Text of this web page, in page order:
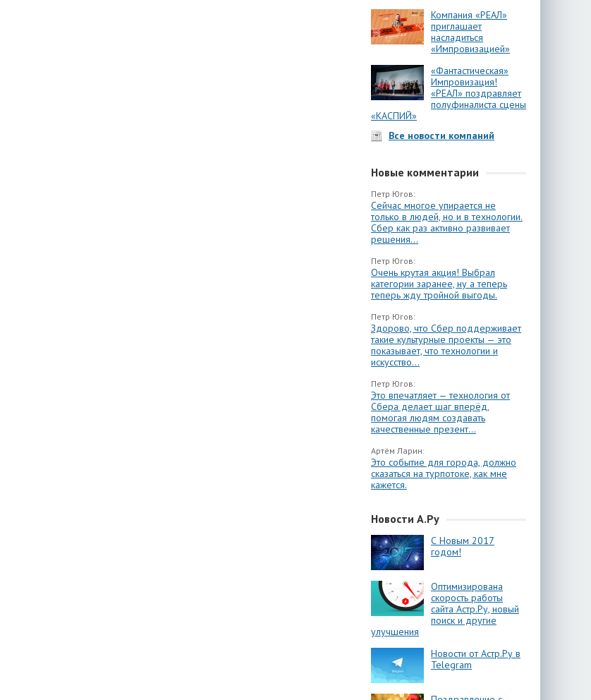
Компания «РЕАЛ»
приглашает
насладиться
«Импровизацией»
«Фантастическая»
Импровизация!
«РЕАЛ» поздравляет
полуфиналиста сцены
«КАСПИЙ»
Все новости компаний
Новые комментарии
Петр Югов:
Сейчас многое упирается не
только в людей, но и в технологии.
Сбер как раз активно развивает
решения...
Петр Югов:
Очень крутая акция! Выбрал
категории заранее, ну а теперь
теперь жду тройной выгоды.
Петр Югов:
Здорово, что Сбер поддерживает
такие культурные проекты — это
показывает, что технологии и
искусство...
Петр Югов:
Это впечатляет — технология от
Сбера делает шаг вперёд,
помогая людям создавать
качественные презент...
Артём Ларин:
Это событие для города, должно
сказаться на турпотоке, как мне
кажется.
Новости А.Ру
С Новым 2017
годом!
Оптимизирована
скорость работы
сайта Астр.Ру, новый
поиск и другие
улучшения
Новости от Астр.Ру в
Telegram